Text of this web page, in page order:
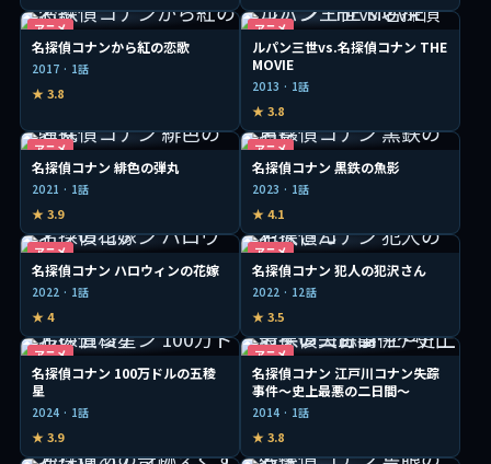
アニメ
名探偵コナンから紅の恋歌
2017 · 1話
★ 3.8
アニメ
ルパン三世vs.名探偵コナン THE
MOVIE
2013 · 1話
★ 3.8
アニメ
名探偵コナン 緋色の弾丸
2021 · 1話
★ 3.9
アニメ
名探偵コナン 黒鉄の魚影
2023 · 1話
★ 4.1
アニメ
名探偵コナン ハロウィンの花嫁
2022 · 1話
★ 4
アニメ
名探偵コナン 犯人の犯沢さん
2022 · 12話
★ 3.5
アニメ
名探偵コナン 100万ドルの五稜
星
2024 · 1話
★ 3.9
アニメ
名探偵コナン 江戸川コナン失踪
事件～史上最悪の二日間～
2014 · 1話
★ 3.8